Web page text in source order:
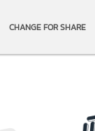
CHANGE FOR SHARE